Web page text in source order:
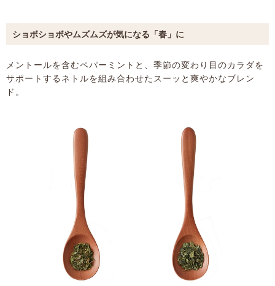
ショボショボやムズムズが気になる「春」に
メントールを含むペパーミントと、季節の変わり目のカラダを
サポートするネトルを組み合わせたスーッと爽やかなブレン
ド。